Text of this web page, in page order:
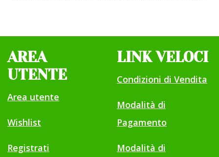
AREA
UTENTE
Area utente
Wishlist
Registrati
LINK VELOCI
Condizioni di Vendita
Modalità di
Pagamento
Modalità di